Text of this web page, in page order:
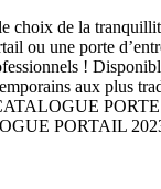
choix de la
ou une porte
!
aux plus
PORTAIL